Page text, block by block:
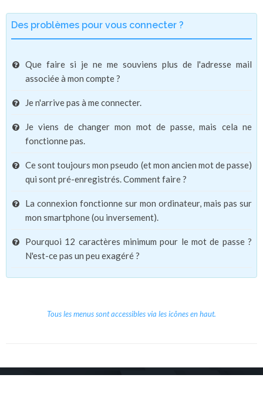
Des problèmes pour vous connecter ?
Que faire si je ne me souviens plus de l'adresse mail
associée à mon compte ?
Je n'arrive pas à me connecter.
Je viens de changer mon mot de passe, mais cela ne
fonctionne pas.
Ce sont toujours mon pseudo (et mon ancien mot de passe)
qui sont pré-enregistrés. Comment faire ?
La connexion fonctionne sur mon ordinateur, mais pas sur
mon smartphone (ou inversement).
Pourquoi 12 caractères minimum pour le mot de passe ?
N'est-ce pas un peu exagéré ?
Tous les menus sont accessibles via les icônes en haut.